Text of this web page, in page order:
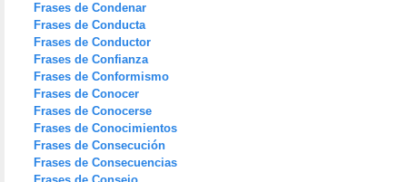
Frases de Condenar
Frases de Conducta
Frases de Conductor
Frases de Confianza
Frases de Conformismo
Frases de Conocer
Frases de Conocerse
Frases de Conocimientos
Frases de Consecución
Frases de Consecuencias